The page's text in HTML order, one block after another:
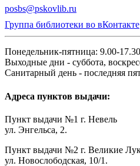
posbs@pskovlib.ru
Группа библиотеки во вКонтакте
Понедельник-пятница: 9.00-17.30
Выходные дни - суббота,
Санитарный день - последняя
Адреса пунктов выдачи:
Пункт выдачи №1 г. Невель
ул. Энгельса, 2.
Пункт выдачи №2 г. Великие
ул. Новослободская, 10/1.